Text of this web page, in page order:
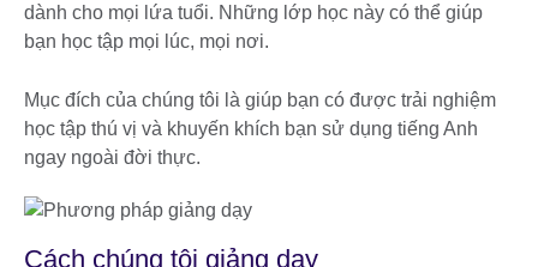
dành cho mọi lứa tuổi. Những lớp học này có thể giúp
bạn học tập mọi lúc, mọi nơi.
Mục đích của chúng tôi là giúp bạn có được trải nghiệm
học tập thú vị và khuyến khích bạn sử dụng tiếng Anh
ngay ngoài đời thực.
Cách chúng tôi giảng dạy